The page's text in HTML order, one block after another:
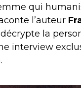
qui
l’auteur
la
interview